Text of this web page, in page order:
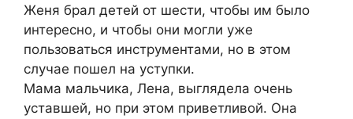
Женя брал детей от шести, чтобы им было
интересно, и чтобы они могли уже
пользоваться инструментами, но в этом
случае пошел на уступки.
Мама мальчика, Лена, выглядела очень
уставшей, но при этом приветливой. Она